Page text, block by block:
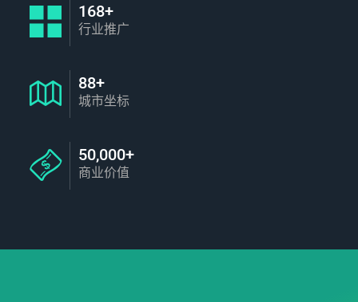
168+
行业推广
88+
城市坐标
50,000+
商业价值